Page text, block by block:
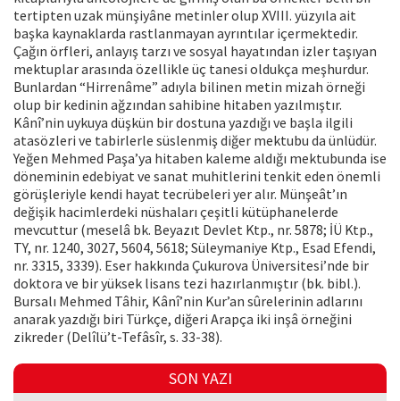
tertipten uzak münşiyâne metinler olup XVIII. yüzyıla ait
başka kaynaklarda rastlanmayan ayrıntılar içermektedir.
Çağın örfleri, anlayış tarzı ve sosyal hayatından izler taşıyan
mektuplar arasında özellikle üç tanesi oldukça meşhurdur.
Bunlardan “Hirrenâme” adıyla bilinen metin mizah örneği
olup bir kedinin ağzından sahibine hitaben yazılmıştır.
Kânî’nin uykuya düşkün bir dostuna yazdığı ve başla ilgili
atasözleri ve tabirlerle süslenmiş diğer mektubu da ünlüdür.
Yeğen Mehmed Paşa’ya hitaben kaleme aldığı mektubunda ise
döneminin edebiyat ve sanat muhitlerini tenkit eden önemli
görüşleriyle kendi hayat tecrübeleri yer alır. Münşeât’ın
değişik hacimlerdeki nüshaları çeşitli kütüphanelerde
mevcuttur (meselâ bk. Beyazıt Devlet Ktp., nr. 5878; İÜ Ktp.,
TY, nr. 1240, 3027, 5604, 5618; Süleymaniye Ktp., Esad Efendi,
nr. 3315, 3339). Eser hakkında Çukurova Üniversitesi’nde bir
doktora ve bir yüksek lisans tezi hazırlanmıştır (bk. bibl.).
Bursalı Mehmed Tâhir, Kânî’nin Kur’an sûrelerinin adlarını
anarak yazdığı biri Türkçe, diğeri Arapça iki inşâ örneğini
zikreder (Delîlü’t-Tefâsîr, s. 33-38).
SON YAZI